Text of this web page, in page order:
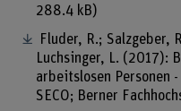
288.4 kB)
Fluder, R.; Salzgeber,
Luchsinger, L. (2017):
arbeitslosen Personen
SECO; Berner